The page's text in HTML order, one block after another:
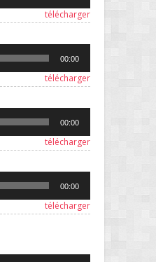
télécharger
00:00
télécharger
00:00
télécharger
00:00
télécharger